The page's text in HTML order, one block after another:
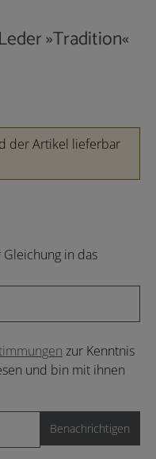
»Tradition«
der Artikel lieferbar
in das
zur Kenntnis
und bin mit ihnen
Benachrichtigen